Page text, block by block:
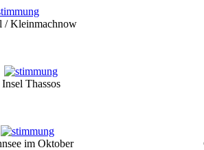
/ Kleinmachnow
Insel Thassos
im Oktober